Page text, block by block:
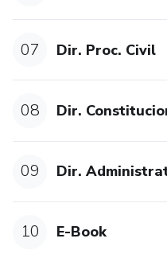
07 Dir. Proc. Civil
08 Dir.
09 Dir.
10 E-Book